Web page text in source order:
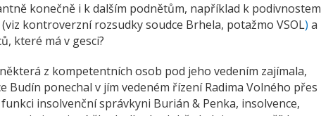
konečně i k dalším podnětům, například k podivnostem
kontroverzní rozsudky soudce Brhela, potažmo VSOL) a
které má v gesci?
z kompetentních osob pod jeho vedením zajímala,
Budín ponechal v jím vedeném řízení Radima Volného přes
insolvenční správkyni Burián & Penka, insolvence,